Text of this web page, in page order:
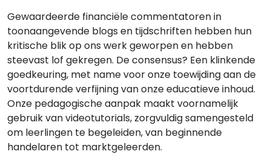
Gewaardeerde financiële commentatoren in
toonaangevende blogs en tijdschriften hebben hun
kritische blik op ons werk geworpen en hebben
steevast lof gekregen. De consensus? Een klinkende
goedkeuring, met name voor onze toewijding aan de
voortdurende verfijning van onze educatieve inhoud.
Onze pedagogische aanpak maakt voornamelijk
gebruik van videotutorials, zorgvuldig samengesteld
om leerlingen te begeleiden, van beginnende
handelaren tot marktgeleerden.